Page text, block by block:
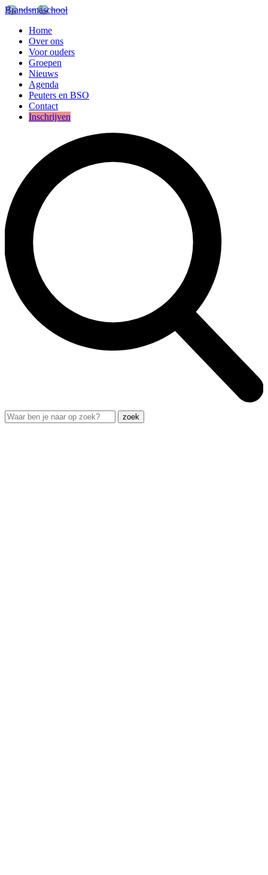
Brandsmaschool
Home
Over ons
Voor ouders
Groepen
Nieuws
Agenda
Peuters en BSO
Contact
Inschrijven